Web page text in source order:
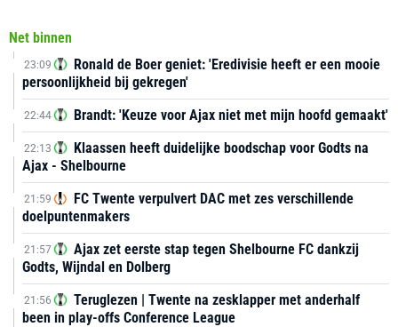
Net binnen
23:09
Ronald de Boer geniet: 'Eredivisie heeft er een mooie
persoonlijkheid bij gekregen'
22:44 Brandt: 'Keuze voor Ajax niet met mijn hoofd gemaakt'
22:13
Klaassen heeft duidelijke boodschap voor Godts na
Ajax - Shelbourne
21:59
FC Twente verpulvert DAC met zes verschillende
doelpuntenmakers
21:57
Ajax zet eerste stap tegen Shelbourne FC dankzij
Godts, Wijndal en Dolberg
21:56
Teruglezen | Twente na zesklapper met anderhalf
been in play-offs Conference League